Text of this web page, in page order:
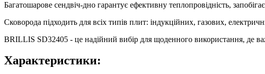
Багатошарове сендвіч-дно гарантує ефективну теплопровідність,
Сковорода підходить для всіх типів плит: індукційних, газових,
BRILLIS SD32405 - це надійний вибір для щоденного використання, де
Характеристики: